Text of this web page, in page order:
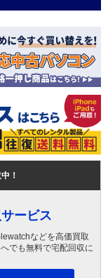
！
ービス
などを高価買取
でも無料で宅配回収に